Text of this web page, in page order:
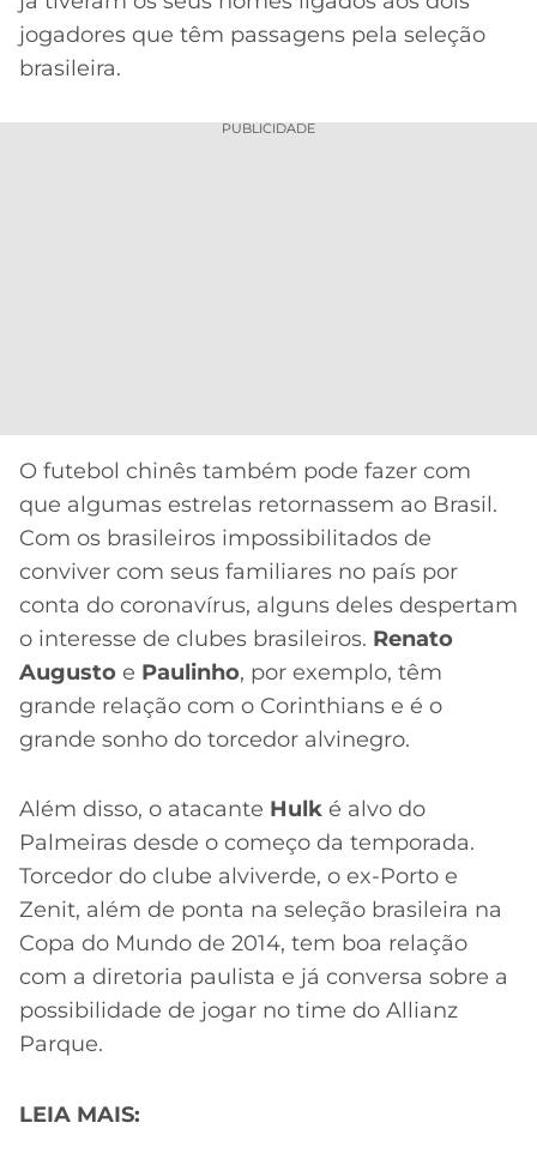
jogadores que têm passagens pela seleção
brasileira.
PUBLICIDADE
O futebol chinês também pode fazer com
que algumas estrelas retornassem ao Brasil.
Com os brasileiros impossibilitados de
conviver com seus familiares no país por
conta do coronavírus, alguns deles despertam
o interesse de clubes brasileiros. Renato
Augusto e Paulinho, por exemplo, têm
grande relação com o Corinthians e é o
grande sonho do torcedor alvinegro.
Além disso, o atacante Hulk é alvo do
Palmeiras desde o começo da temporada.
Torcedor do clube alviverde, o ex-Porto e
Zenit, além de ponta na seleção brasileira na
Copa do Mundo de 2014, tem boa relação
com a diretoria paulista e já conversa sobre a
possibilidade de jogar no time do Allianz
Parque.
LEIA MAIS: